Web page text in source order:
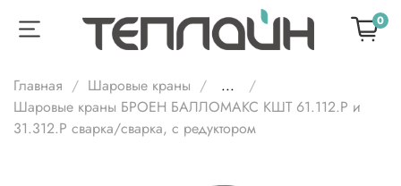
0
Главная Шаровые краны
...
Шаровые краны БРОЕН БАЛЛОМАКС КШТ 61.112.Р и
31.312.Р сварка/сварка, с редуктором